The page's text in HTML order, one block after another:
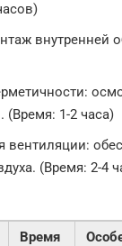
внутренней
(Время: 1-2 часа)
вентиляции:
(Время: 2-4
Время